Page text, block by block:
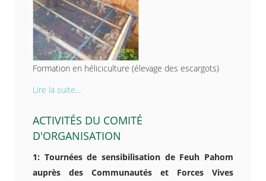
Formation en héliciculture (élevage des escargots)
Lire la suite...
ACTIVITÉS DU COMITÉ
D'ORGANISATION
1: Tournées de sensibilisation de Feuh Pahom
auprès des Communautés et Forces Vives